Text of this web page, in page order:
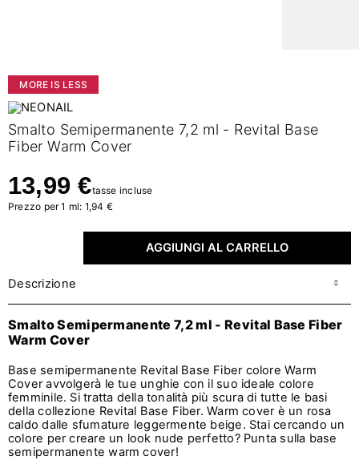
MORE IS LESS
Smalto Semipermanente 7,2 ml - Revital Base
Fiber Warm Cover
13,99 €tasse incluse
Prezzo per 1 ml: 1,94 €
AGGIUNGI AL CARRELLO
Descrizione
Smalto Semipermanente 7,2 ml - Revital Base Fiber
Warm Cover
Base semipermanente Revital Base Fiber colore Warm
Cover avvolgerà le tue unghie con il suo ideale colore
femminile. Si tratta della tonalità più scura di tutte le basi
della collezione Revital Base Fiber. Warm cover è un rosa
caldo dalle sfumature leggermente beige. Stai cercando un
colore per creare un look nude perfetto? Punta sulla base
semipermanente warm cover!